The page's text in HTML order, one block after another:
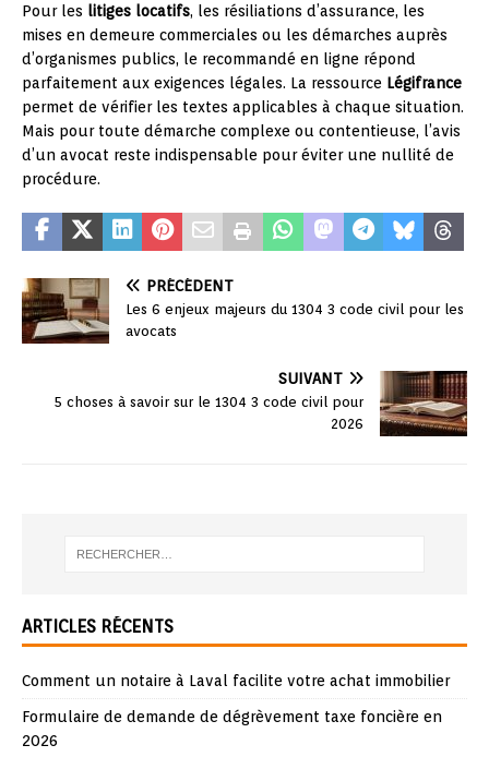
Pour les litiges locatifs, les résiliations d’assurance, les
mises en demeure commerciales ou les démarches auprès
d’organismes publics, le recommandé en ligne répond
parfaitement aux exigences légales. La ressource Légifrance
permet de vérifier les textes applicables à chaque situation.
Mais pour toute démarche complexe ou contentieuse, l’avis
d’un avocat reste indispensable pour éviter une nullité de
procédure.
PRÉCÉDENT
Les 6 enjeux majeurs du 1304 3 code civil pour les
avocats
SUIVANT
5 choses à savoir sur le 1304 3 code civil pour
2026
ARTICLES RÉCENTS
Comment un notaire à Laval facilite votre achat immobilier
Formulaire de demande de dégrèvement taxe foncière en
2026